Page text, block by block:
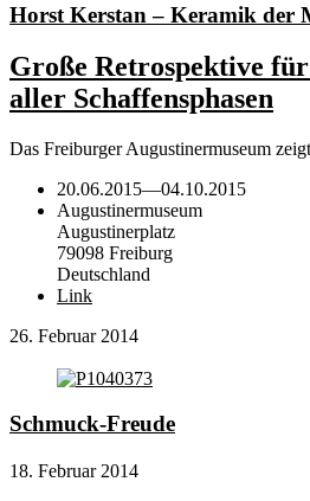
Horst Kerstan – Keramik der
Große Retrospektive
aller Schaffensphasen
Das Freiburger Augustinermuseum
20.06.2015—04.10.2015
Augustinermuseum
Augustinerplatz
79098 Freiburg
Deutschland
Link
26. Februar 2014
Schmuck-Freude
18. Februar 2014